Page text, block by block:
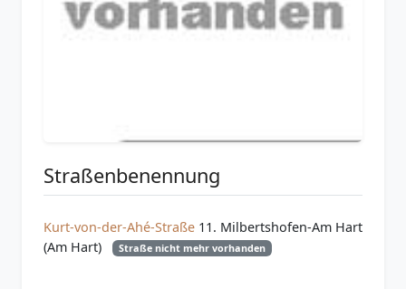
Straßenbenennung
Kurt-von-der-Ahé-Straße 11. Milbertshofen-Am Hart
(Am Hart)
Straße nicht mehr vorhanden